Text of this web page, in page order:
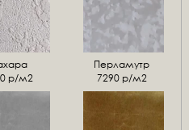
р/м2
Перламутр
7290 р/м2